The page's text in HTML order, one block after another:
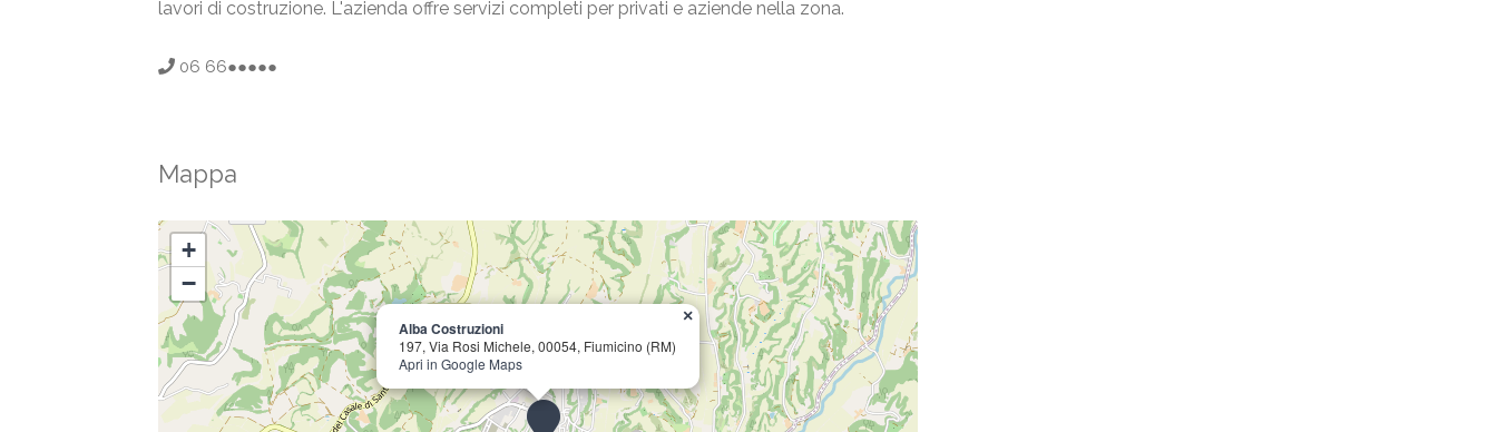
lavori di costruzione. L'azienda offre servizi completi per privati e aziende nella zona.
06 66●●●●●
Mappa
Alba Costruzioni
197, Via Rosi Michele, 00054, Fiumicino (RM)
Apri in Google Maps
×
+
−